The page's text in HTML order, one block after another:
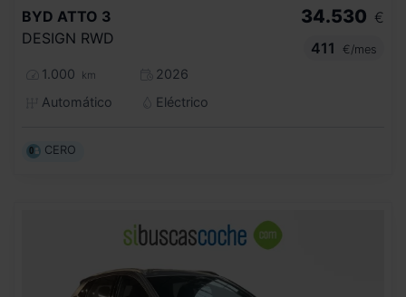
BYD ATTO 3
DESIGN RWD
1.000 km
2026
Automático
Eléctrico
34.530 €
411
€/mes
CERO